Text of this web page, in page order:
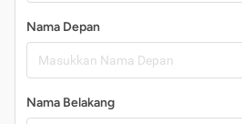
Nama Depan
Nama Belakang